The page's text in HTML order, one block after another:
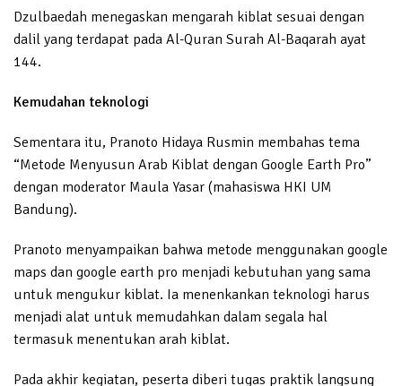
Dzulbaedah menegaskan mengarah kiblat sesuai dengan
dalil yang terdapat pada Al-Quran Surah Al-Baqarah ayat
144.
Kemudahan teknologi
Sementara itu, Pranoto Hidaya Rusmin membahas tema
“Metode Menyusun Arab Kiblat dengan Google Earth Pro”
dengan moderator Maula Yasar (mahasiswa HKI UM
Bandung).
Pranoto menyampaikan bahwa metode menggunakan google
maps dan google earth pro menjadi kebutuhan yang sama
untuk mengukur kiblat. Ia menenkankan teknologi harus
menjadi alat untuk memudahkan dalam segala hal
termasuk menentukan arah kiblat.
Pada akhir kegiatan, peserta diberi tugas praktik langsung